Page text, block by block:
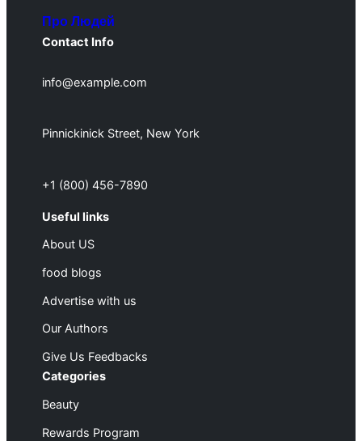
Про Людей
Contact Info
info@example.com
Pinnickinick Street, New York
+1 (800) 456-7890
Useful links
About US
food blogs
Advertise with us
Our Authors
Give Us Feedbacks
Categories
Beauty
Rewards Program